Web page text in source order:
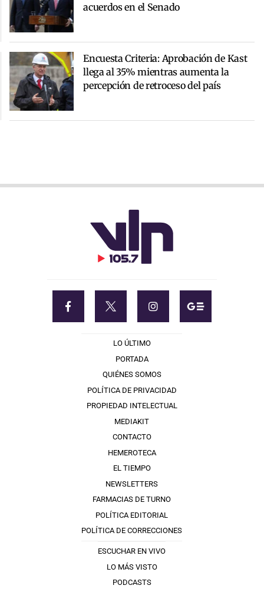
acuerdos en el Senado
Encuesta Criteria: Aprobación de Kast
llega al 35% mientras aumenta la
percepción de retroceso del país
LO ÚLTIMO
PORTADA
QUIÉNES SOMOS
POLÍTICA DE PRIVACIDAD
PROPIEDAD INTELECTUAL
MEDIAKIT
CONTACTO
HEMEROTECA
EL TIEMPO
NEWSLETTERS
FARMACIAS DE TURNO
POLÍTICA EDITORIAL
POLÍTICA DE CORRECCIONES
ESCUCHAR EN VIVO
LO MÁS VISTO
PODCASTS